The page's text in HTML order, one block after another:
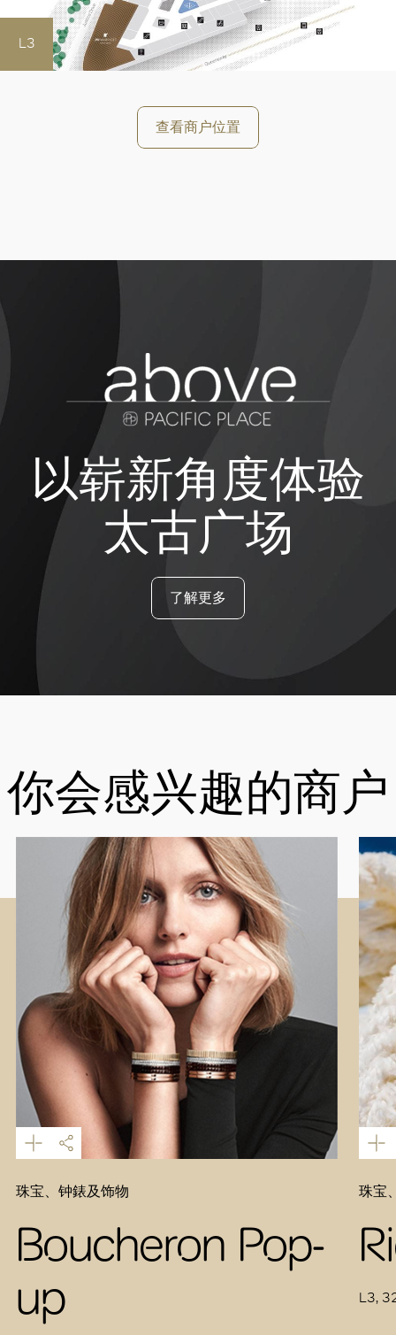
L3
查看商户位置
以崭新角度体验
太古广场
了解更多
你会感兴趣的商户
珠宝、钟錶及饰物
Boucheron Pop-
up
珠宝
L3,
好